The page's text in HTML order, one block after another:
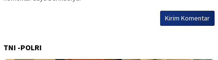
TNI -POLRI